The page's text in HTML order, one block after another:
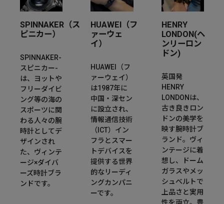
SPINNAKER（ス
ピニカー）
SPINNAKER-
スピニカー-
は、ヨットや
フリーダイビ
ング等の海の
スポーツに関
わる人々の腕
時計としてデ
ザインされ
た、ヴィンテ
ージ×ダイバ
ーズ時計ブラ
ンドです。
HUAWEI（フ
ァーウェ
イ）
HUAWEI（フ
ァーウェイ）
は1987年に
中国・深セン
に設立され、
情報通信技術
（ICT）イン
フラとスマー
トデバイスを
提供する世界
的なリーディ
ングカンパニ
ーです。
HENRY
LONDON(ヘ
ンリーロン
ドン)
英国発
HENRY
LONDONは、
古き良きロン
ドンの美学を
映す腕時計ブ
ランド。ヴィ
ンテージに着
想し、ドーム
ガラスやメッ
シュベルトで
上品さと実用